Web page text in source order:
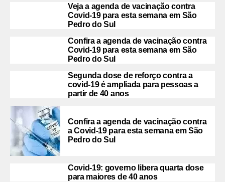
Veja a agenda de vacinação contra
Covid-19 para esta semana em São
Pedro do Sul
Confira a agenda de vacinação contra
Covid-19 para esta semana em São
Pedro do Sul
Segunda dose de reforço contra a
covid-19 é ampliada para pessoas a
partir de 40 anos
Confira a agenda de vacinação contra
a Covid-19 para esta semana em São
Pedro do Sul
Covid-19: governo libera quarta dose
para maiores de 40 anos